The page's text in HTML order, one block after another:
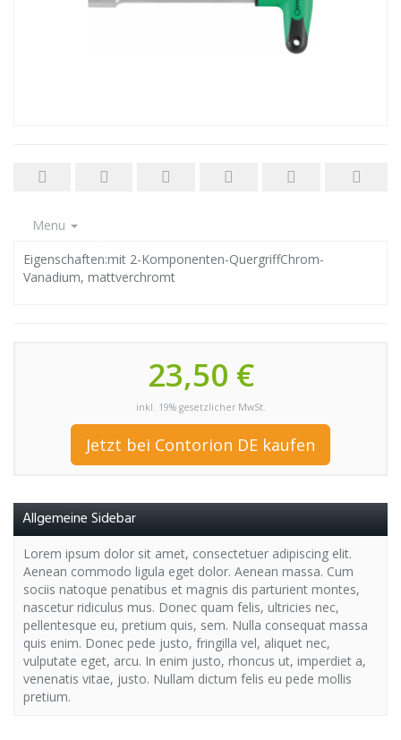
Menu
Eigenschaften:mit 2-Komponenten-QuergriffChrom-
Vanadium, mattverchromt
23,50 €
inkl. 19% gesetzlicher MwSt.
Jetzt bei Contorion DE kaufen
Allgemeine Sidebar
Lorem ipsum dolor sit amet, consectetuer adipiscing elit.
Aenean commodo ligula eget dolor. Aenean massa. Cum
sociis natoque penatibus et magnis dis parturient montes,
nascetur ridiculus mus. Donec quam felis, ultricies nec,
pellentesque eu, pretium quis, sem. Nulla consequat massa
quis enim. Donec pede justo, fringilla vel, aliquet nec,
vulputate eget, arcu. In enim justo, rhoncus ut, imperdiet a,
venenatis vitae, justo. Nullam dictum felis eu pede mollis
pretium.